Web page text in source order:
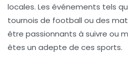
locales. Les événements tels
tournois de football ou des
être passionnants à suivre ou
êtes un adepte de ces sports.